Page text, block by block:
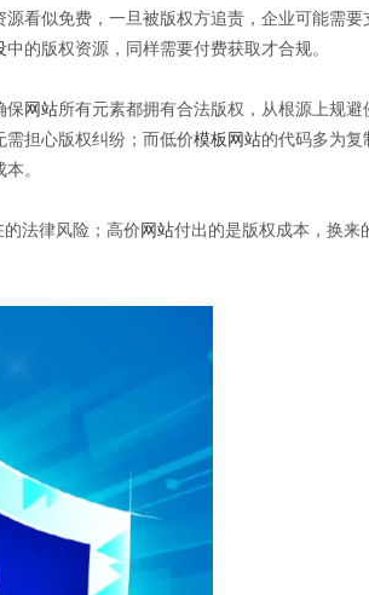
看似免费，一旦被版权方追责，企业可能需要
中的版权资源，同样需要付费获取才合规。
保网站所有元素都拥有合法版权，从根源上规避
需担心版权纠纷；而低价模板网站的代码多为复
。
法律风险；高价 网站付出的是版权成本，换来